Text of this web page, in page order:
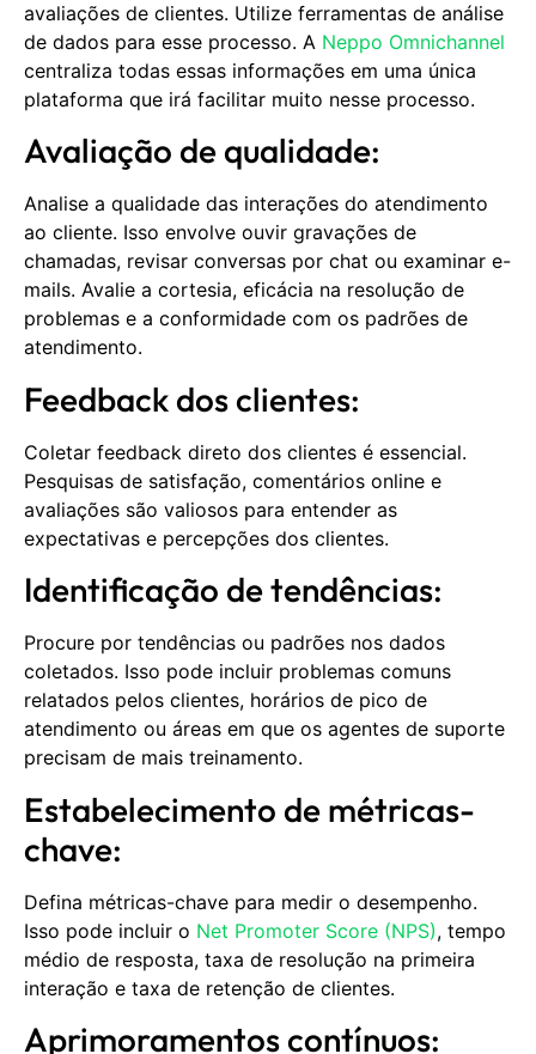
avaliações de clientes. Utilize ferramentas de análise
de dados para esse processo. A Neppo Omnichannel
centraliza todas essas informações em uma única
plataforma que irá facilitar muito nesse processo.
Avaliação de qualidade:
Analise a qualidade das interações do atendimento
ao cliente. Isso envolve ouvir gravações de
chamadas, revisar conversas por chat ou examinar e-
mails. Avalie a cortesia, eficácia na resolução de
problemas e a conformidade com os padrões de
atendimento.
Feedback dos clientes:
Coletar feedback direto dos clientes é essencial.
Pesquisas de satisfação, comentários online e
avaliações são valiosos para entender as
expectativas e percepções dos clientes.
Identificação de tendências:
Procure por tendências ou padrões nos dados
coletados. Isso pode incluir problemas comuns
relatados pelos clientes, horários de pico de
atendimento ou áreas em que os agentes de suporte
precisam de mais treinamento.
Estabelecimento de métricas-
chave:
Defina métricas-chave para medir o desempenho.
Isso pode incluir o Net Promoter Score (NPS), tempo
médio de resposta, taxa de resolução na primeira
interação e taxa de retenção de clientes.
Aprimoramentos contínuos: